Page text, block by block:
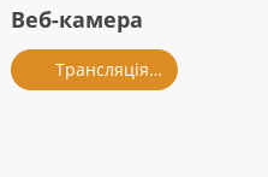
Веб-камера
Трансляція із салону